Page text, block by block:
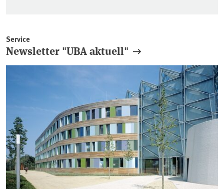
Service
Newsletter "UBA aktuell"